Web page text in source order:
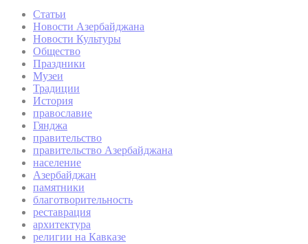
Статьи
Новости Азербайджана
Новости Культуры
Общество
Праздники
Музеи
Традиции
История
православие
Гянджа
правительство
правительство Азербайджана
население
Азербайджан
памятники
благотворительность
реставрация
архитектура
религии на Кавказе